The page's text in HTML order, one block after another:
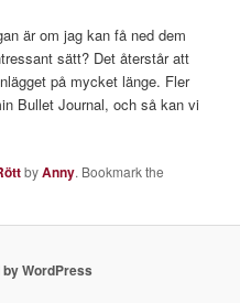
är om jag kan få ned dem
sätt? Det återstår att
på mycket länge. Fler
Bullet Journal, och så kan vi
byAnny. Bookmark the
WordPress